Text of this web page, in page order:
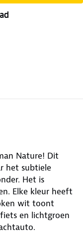
Nature! Dit
het subtiele
Het is
Elke kleur heeft
wit toont
en lichtgroen